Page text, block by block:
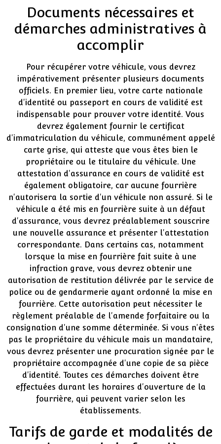
Documents nécessaires et
démarches administratives à
accomplir
Pour récupérer votre véhicule, vous devrez
impérativement présenter plusieurs documents
officiels. En premier lieu, votre carte nationale
d'identité ou passeport en cours de validité est
indispensable pour prouver votre identité. Vous
devrez également fournir le certificat
d'immatriculation du véhicule, communément appelé
carte grise, qui atteste que vous êtes bien le
propriétaire ou le titulaire du véhicule. Une
attestation d'assurance en cours de validité est
également obligatoire, car aucune fourrière
n'autorisera la sortie d'un véhicule non assuré. Si le
véhicule a été mis en fourrière suite à un défaut
d'assurance, vous devrez préalablement souscrire
une nouvelle assurance et présenter l'attestation
correspondante. Dans certains cas, notamment
lorsque la mise en fourrière fait suite à une
infraction grave, vous devrez obtenir une
autorisation de restitution délivrée par le service de
police ou de gendarmerie ayant ordonné la mise en
fourrière. Cette autorisation peut nécessiter le
règlement préalable de l'amende forfaitaire ou la
consignation d'une somme déterminée. Si vous n'êtes
pas le propriétaire du véhicule mais un mandataire,
vous devrez présenter une procuration signée par le
propriétaire accompagnée d'une copie de sa pièce
d'identité. Toutes ces démarches doivent être
effectuées durant les horaires d'ouverture de la
fourrière, qui peuvent varier selon les
établissements.
Tarifs de garde et modalités de